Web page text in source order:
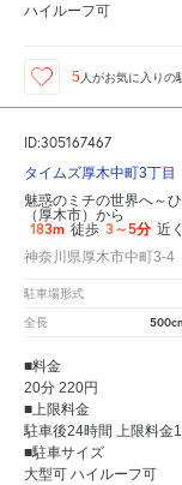
ハイルーフ可
5人がお気に入りの
ID:305167467
タイムズ厚木中町3丁目
魅惑のミチの世界へ～
（厚木市）から
183m 徒歩 3～5分 近
神奈川県厚木市中町3-4
駐車場形式
全長
■料金
20分 220円
■上限料金
駐車後24時間 上限料金
■駐車サイズ
大型可 ハイルーフ可